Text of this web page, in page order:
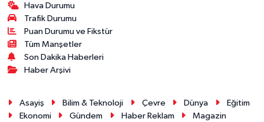
Hava Durumu
Trafik Durumu
Puan Durumu ve Fikstür
Tüm Manşetler
Son Dakika Haberleri
Haber Arşivi
Asayiş Bilim & Teknoloji Çevre Dünya
Eğitim
Ekonomi
Gündem Haber Reklam
Magazin